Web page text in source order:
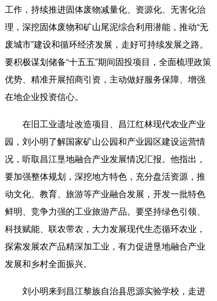
工作，持续推进固体废物减量化、资源化、无害化治
理，深挖固体废物和矿山尾泥综合利用潜能，推动“无
废城市”建设和循环经济发展，走好可持续发展之路。
要积极谋划储备“十五五”期间固投项目，全面梳理政策
优势、精准开展招商引资，主动做好服务保障、增强
在地企业投资信心。
在旧工业遗址改造项目、昌江红林现代农业产业
园，刘小明了解国家矿山公园和产业园区建设运营情
况，听取昌江垦地融合产业发展情况汇报。他指出，
要加强整体规划，深挖地方特色，充分盘活资源，推
动文化、教育、旅游等产业融合发展，开发一批特色
鲜明、竞争力强的工业旅游产品。要坚持绿色引领、
科技赋能、联农带农，大力发展现代生态循环农业，
探索发展农产品精深加工业，有力促进垦地融合产业
发展和乡村全面振兴。
刘小明来到昌江黎族自治县思源实验学校，走进